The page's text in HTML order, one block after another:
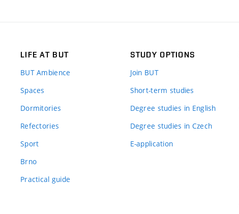
LIFE AT BUT
BUT Ambience
Spaces
Dormitories
Refectories
Sport
Brno
Practical guide
STUDY OPTIONS
Join BUT
Short-term studies
Degree studies in English
Degree studies in Czech
E-application